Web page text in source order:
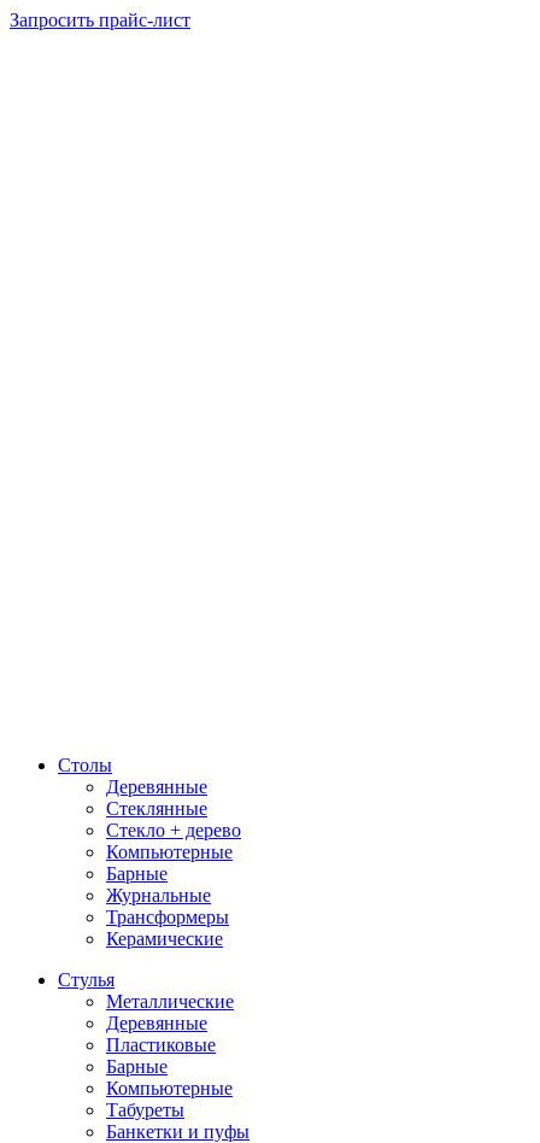
Запросить прайс-лист
Столы
Деревянные
Стеклянные
Стекло + дерево
Компьютерные
Барные
Журнальные
Трансформеры
Керамические
Стулья
Металлические
Деревянные
Пластиковые
Барные
Компьютерные
Табуреты
Банкетки и пуфы